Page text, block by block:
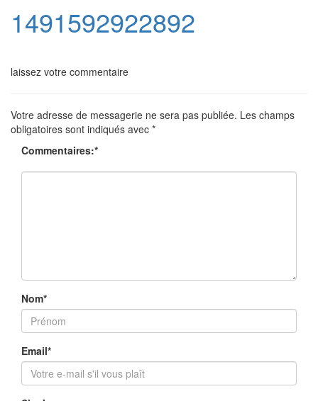
1491592922892
laissez votre commentaire
Votre adresse de messagerie ne sera pas publiée. Les champs
obligatoires sont indiqués avec *
Commentaires:*
Nom*
Email*